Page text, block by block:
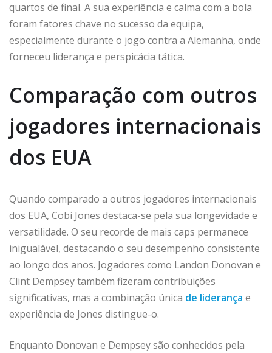
quartos de final. A sua experiência e calma com a bola
foram fatores chave no sucesso da equipa,
especialmente durante o jogo contra a Alemanha, onde
forneceu liderança e perspicácia tática.
Comparação com outros
jogadores internacionais
dos EUA
Quando comparado a outros jogadores internacionais
dos EUA, Cobi Jones destaca-se pela sua longevidade e
versatilidade. O seu recorde de mais caps permanece
inigualável, destacando o seu desempenho consistente
ao longo dos anos. Jogadores como Landon Donovan e
Clint Dempsey também fizeram contribuições
significativas, mas a combinação única de liderança e
experiência de Jones distingue-o.
Enquanto Donovan e Dempsey são conhecidos pela